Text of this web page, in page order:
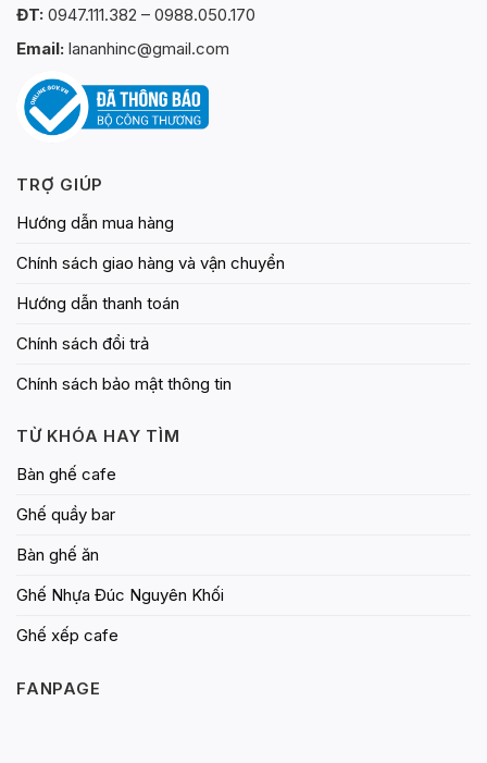
ĐT: 0947.111.382 – 0988.050.170
Email: lananhinc@gmail.com
TRỢ GIÚP
Hướng dẫn mua hàng
Chính sách giao hàng và vận chuyển
Hướng dẫn thanh toán
Chính sách đổi trả
Chính sách bảo mật thông tin
TỪ KHÓA HAY TÌM
Bàn ghế cafe
Ghế quầy bar
Bàn ghế ăn
Ghế Nhựa Đúc Nguyên Khối
Ghế xếp cafe
FANPAGE